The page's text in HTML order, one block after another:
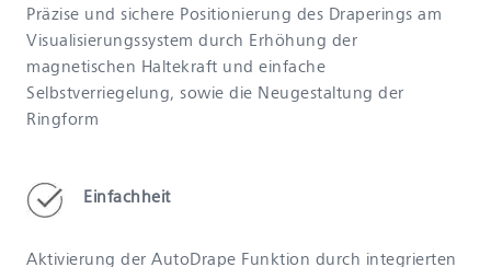
Präzise und sichere Positionierung des Draperings am
Visualisierungssystem durch Erhöhung der
magnetischen Haltekraft und einfache
Selbstverriegelung, sowie die Neugestaltung der
Ringform
Einfachheit
Aktivierung der AutoDrape Funktion durch integrierten